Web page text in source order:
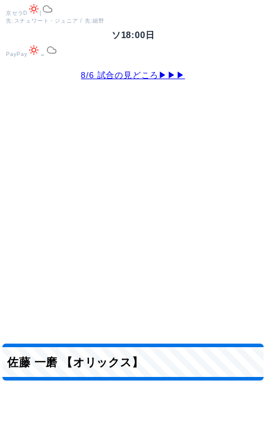
京セラD
先:スチュワート・ジュニア / 先:細野
ソ18:00 日
PayPay →
8/6 試合の見どころ▶▶▶
佐藤 一磨 【オリックス】